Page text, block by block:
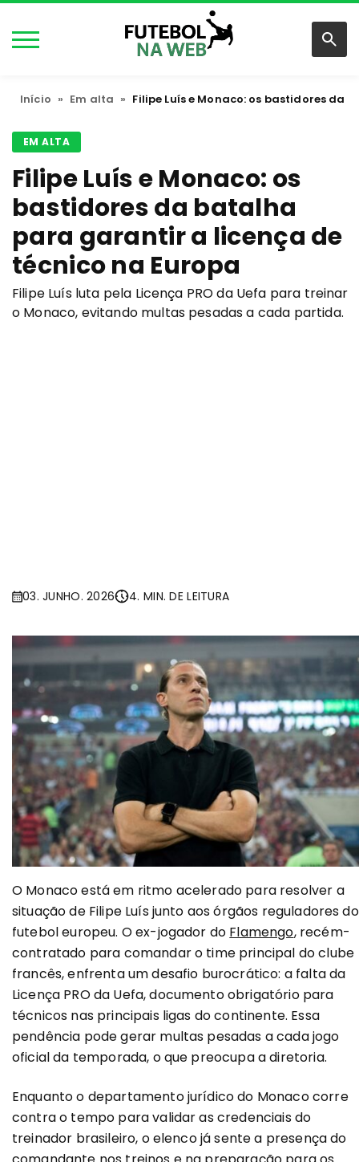
Início » Em alta » Filipe Luís e Monaco: os bastidores
EM ALTA
Filipe Luís e Monaco: os
bastidores da batalha
para garantir a licença de
técnico na Europa
Filipe Luís luta pela Licença PRO da Uefa para treinar
o Monaco, evitando multas pesadas a cada partida.
03. JUNHO. 2026 4. MIN. DE LEITURA
O Monaco está em ritmo acelerado para resolver a
situação de Filipe Luís junto aos órgãos reguladores do
futebol europeu. O ex-jogador do Flamengo, recém-
contratado para comandar o time principal do clube
francês, enfrenta um desafio burocrático: a falta da
Licença PRO da Uefa, documento obrigatório para
técnicos nas principais ligas do continente. Essa
pendência pode gerar multas pesadas a cada jogo
oficial da temporada, o que preocupa a diretoria.
Enquanto o departamento jurídico do Monaco corre
contra o tempo para validar as credenciais do
treinador brasileiro, o elenco já sente a presença do